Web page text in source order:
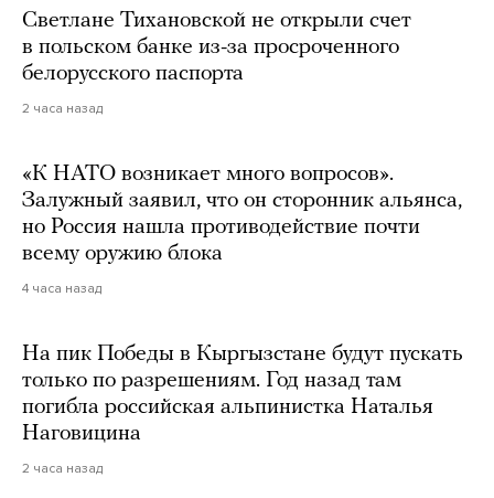
Светлане Тихановской не открыли счет
в польском банке из-за просроченного
белорусского паспорта
2 часа назад
«К НАТО возникает много вопросов».
Залужный заявил, что он сторонник альянса,
но Россия нашла противодействие почти
всему оружию блока
4 часа назад
На пик Победы в Кыргызстане будут пускать
только по разрешениям. Год назад там
погибла российская альпинистка Наталья
Наговицина
2 часа назад